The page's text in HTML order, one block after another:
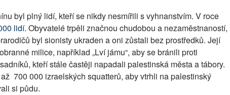
byl plný lidí, kteří se nikdy nesmířili s vyhnanstvím. V roce
lidí. Obyvatelé trpěli značnou chudobou a nezaměstnaností,
byl sionisty ukraden a oni zůstali bez prostředků. Její
milice, například „Lví jámu“, aby se bránili proti
kteří stále častěji napadali palestinská města a tábory.
700 000 izraelských squatterů, aby vtrhli na palestinský
si půdu.